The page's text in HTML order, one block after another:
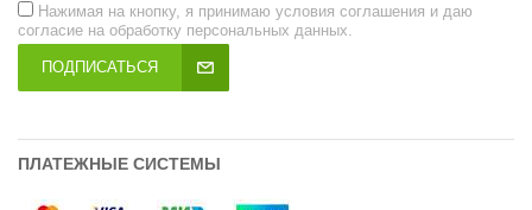
Нажимая на кнопку, я принимаю условия соглашения и даю
согласие на обработку персональных данных.
ПОДПИСАТЬСЯ
ПЛАТЕЖНЫЕ СИСТЕМЫ